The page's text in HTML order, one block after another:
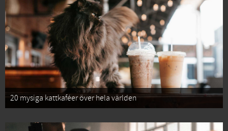
20 mysiga kattkaféer över hela världen